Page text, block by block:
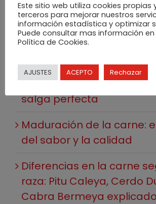
Entradas recientes
El Cuco en FIDMA 2026:
años en la Feria
5 Trucos para que tu
salga perfecta
Maduración de la carne:
del sabor y la calidad
Diferencias en la carne
raza: Pitu Caleya, Cerdo
Cabra Bermeya
Este sitio web utiliza cookies propias
terceros para mejorar nuestros
información estadística y optimizar
Puede consultar mas información
Política de Cookies.
AJUSTES ACEPTO Rechazar